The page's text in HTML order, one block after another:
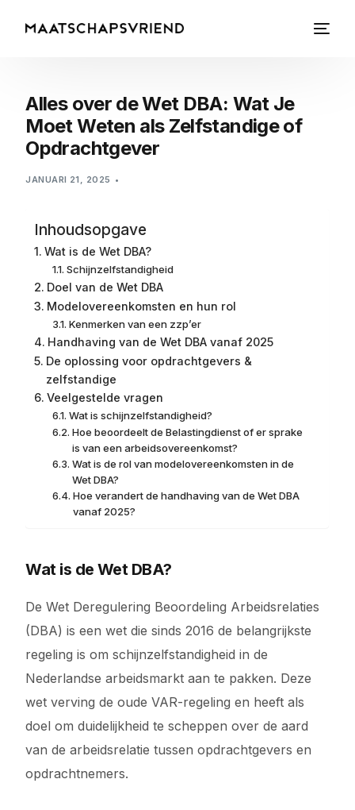
Alles over de Wet DBA: Wat Je
Moet Weten als Zelfstandige of
Opdrachtgever
JANUARI 21, 2025
Inhoudsopgave
Wat is de Wet DBA?
Schijnzelfstandigheid
Doel van de Wet DBA
Modelovereenkomsten en hun rol
Kenmerken van een zzp’er
Handhaving van de Wet DBA vanaf 2025
De oplossing voor opdrachtgevers &
zelfstandige
Veelgestelde vragen
Wat is schijnzelfstandigheid?
Hoe beoordeelt de Belastingdienst of er sprake
is van een arbeidsovereenkomst?
Wat is de rol van modelovereenkomsten in de
Wet DBA?
Hoe verandert de handhaving van de Wet DBA
vanaf 2025?
Wat is de Wet DBA?
De Wet Deregulering Beoordeling Arbeidsrelaties
(DBA) is een wet die sinds 2016 de belangrijkste
regeling is om schijnzelfstandigheid in de
Nederlandse arbeidsmarkt aan te pakken. Deze
wet verving de oude VAR-regeling en heeft als
doel om duidelijkheid te scheppen over de aard
van de arbeidsrelatie tussen opdrachtgevers en
opdrachtnemers.